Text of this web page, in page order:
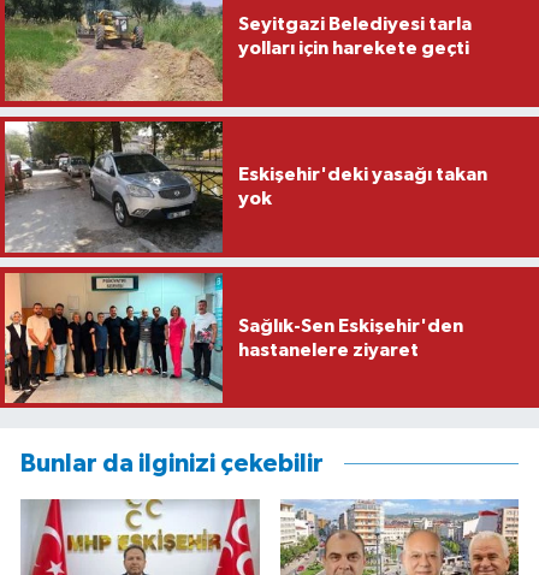
Seyitgazi Belediyesi tarla
yolları için harekete geçti
Eskişehir'deki yasağı takan
yok
Sağlık-Sen Eskişehir'den
hastanelere ziyaret
Bunlar da ilginizi çekebilir